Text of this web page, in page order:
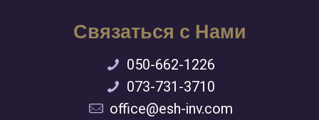
Связаться с Нами
050-662-1226
073-731-3710
office@esh-inv.com